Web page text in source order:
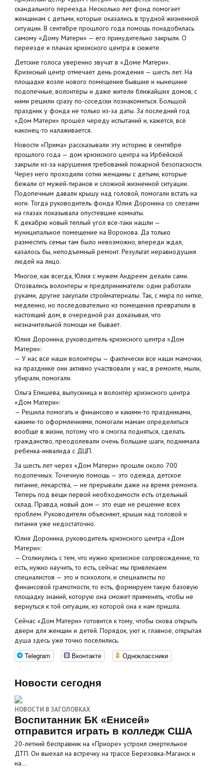
скандального переезда. Несколько лет фонд помогает
женщинам с детьми, которые оказались в трудной жизненной
ситуации. В сентябре прошлого года помощь понадобилась
самому «Дому Матери» — его принудительно закрыли. О
переезде и планах кризисного центра в сюжете.
Детские голоса уверенно звучат в «Доме Матери».
Кризисный центр отмечает день рождения — шесть лет. На
площадке возле нового помещения бывшие и нынешние
подопечные, волонтёры и даже жители ближайших домов, с
ними решили сразу по-соседски познакомиться. Большой
праздник у фонда не только из-за даты. За последний год
«Дом Матери» прошёл череду испытаний и, кажется, всё
наконец-то налаживается.
Новости «Прима» рассказывали эту историю в сентябре
прошлого года — дом кризисного центра на Ирбейской
закрыли из-за нарушения требований пожарной безопасности.
Через него проходили сотни женщины с детьми, которые
бежали от мужей-тиранов и сложной жизненной ситуации.
Подопечным давали крышу над головой, помогали встать на
ноги. Тогда руководитель фонда Юлия Доронина со слезами
на глазах показывала опустевшие комнаты.
К декабрю новый теплый угол все-таки нашли —
муниципальное помещение на Воронова. Да только
разместить семьи там было невозможно, впереди ждал,
казалось бы, неподъемный ремонт. Результат неравнодушия
людей на лицо.
Многое, как всегда, Юлия с мужем Андреем делали сами.
Отозвались волонтеры и предприниматели: одни работали
руками, другие закупали стройматериалы. Так, с мира по нитке,
медленно, но последовательно из помещения превратили в
настоящий дом, в очередной раз доказывая, что
незначительной помощи не бывает.
Юлия Доронина, руководитель кризисного центра «Дом
Матери»:
— У нас все наши волонтеры — фактически все наши мамочки,
на празднике они активно участвовали у нас, в ремонте, мыли,
убирали, помогали.
Ольга Епишева, выпускница и волонтёр кризисного центра
«Дом Матери»:
— Решила помогать и финансово и какими-то праздниками,
какими-то оформлениями, помогали мамам определиться
вообще в жизни, потому что я смогла подняться, сделать
гражданство, преодолевали очень большие шаги, поднимала
ребенка-инвалида с ДЦП.
За шесть лет через «Дом Матери» прошли около 700
подопечных. Точечную помощь — это одежда, детское
питание, лекарства, — не прерывали даже на время ремонта.
Теперь под вещи первой необходимости есть отдельный
склад. Правда, новый дом — это еще не решение всех
проблем. Руководители объясняют, крыши над головой и
питания уже недостаточно.
Юлия Доронина, руководитель кризисного центра «Дом
Матери»:
— Столкнулись с тем, что нужно кризисное сопровождение, то
есть, нужно научить, то есть, сейчас мы привлекаем
специалистов — это и психологи, и специалисты по
финансовой грамотности, то есть, формируем такую базовую
площадку знаний, которую она сможет применять, чтобы не
вернуться к той ситуации, из которой она к нам пришла.
Сейчас «Дом Матери» готовится к тому, чтобы снова открыть
двери для женщин и детей. Порядок, уют и, главное, открытая
душа здесь уже точно поселились.
Telegram Вконтакте Одноклассники
Новости сегодня
НОВОСТИ В ЗАГОЛОВКАХ
Воспитанник БК «Енисей»
отправится играть в колледж США
20-летний бесправник на «Приоре» устроил смертельное
ДТП. Он выехал на встречку на трассе Березовка-Маганск и
на…